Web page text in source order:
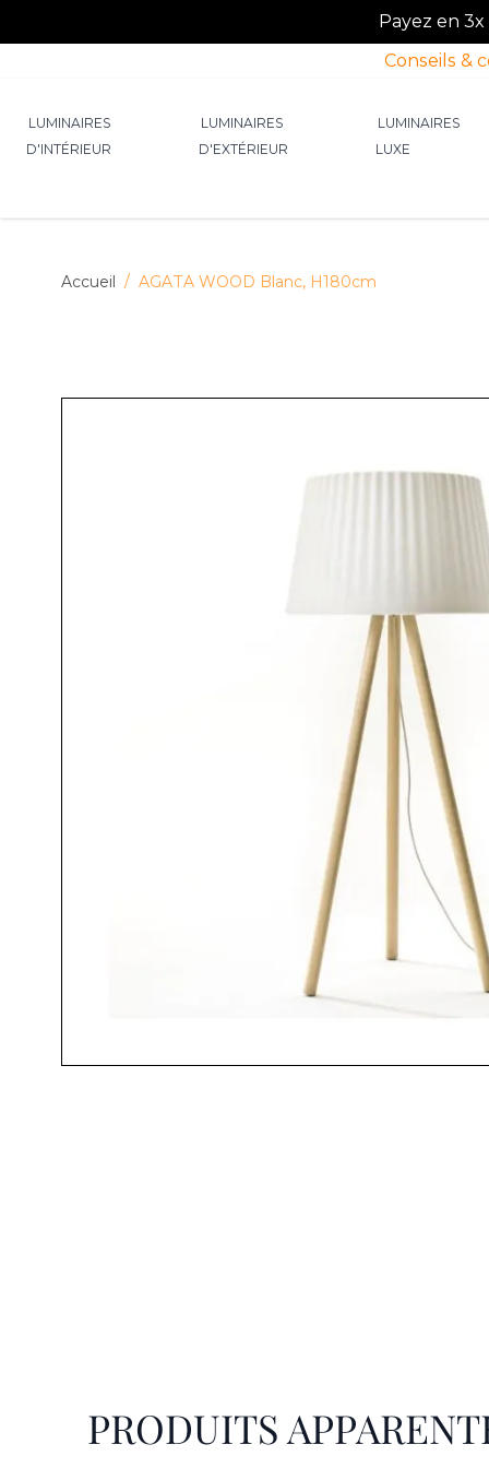
Payez en
Conseils &
LUMINAIRES
D'INTÉRIEUR
LUMINAIRES
D'EXTÉRIEUR
LUMINAIRES
LUXE
Accueil / AGATA WOOD Blanc, H180cm
PRODUITS